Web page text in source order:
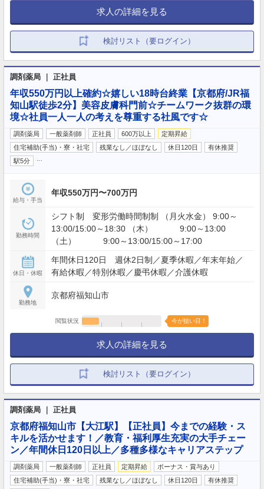
求人の詳細を見る
検討リスト（要ログイン）
調剤薬局 ｜ 正社員
年収550万円以上確約☆嬉しい18時台終業【京都府/JR福
知山駅徒歩2分】美容皮膚科門前☆チームワーク抜群の環
境☆社員一人一人の考えを尊重する社風です☆
調剤薬局 一般薬剤師 正社員 600万以上
定期昇給
住宅補助(手当)・寮・社宅
残業なし／ほぼなし 休日120日
有休推奨
駅5分
給与・手当
年収550万円〜700万円
勤務時間
シフト制 変形労働時間制制 （月火水金） 9:00～
13:00/15:00～18:30 （木） 9:00～13:00
（土） 9:00～13:00/15:00～17:00
休日・休暇
年間休日120日 週休2日制／夏季休暇／年末年始／
有給休暇／特別休暇／慶弔休暇／介護休暇
勤務地
京都府福知山市
閲覧状況 今が狙い目！
求人の詳細を見る
検討リスト（要ログイン）
調剤薬局 ｜ 正社員
京都府福知山市【大江駅】【正社員】今までの経験・ス
キルを活かせます！／教育・福利厚生充実の大手チェー
ン／年間休日120日以上／多種多様なキャリアステップ
調剤薬局 一般薬剤師 正社員 定期昇給
ボーナス・賞与あり
住宅補助(手当)・寮・社宅
残業なし／ほぼなし 休日120日
有休推奨